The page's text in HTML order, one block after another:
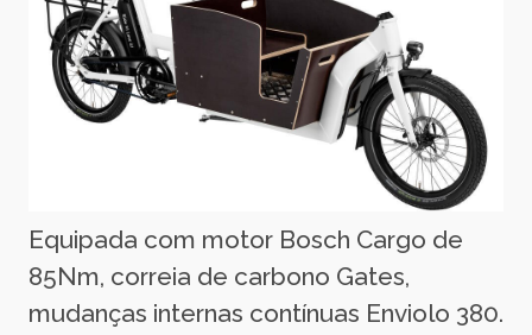
Equipada com motor Bosch Cargo de
85Nm, correia de carbono Gates,
mudanças internas contínuas Enviolo 380.